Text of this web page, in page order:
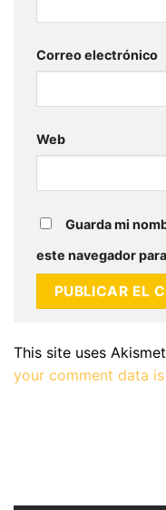
Correo electrónico
Web
Guarda mi
este navegador
This site uses
your comment data